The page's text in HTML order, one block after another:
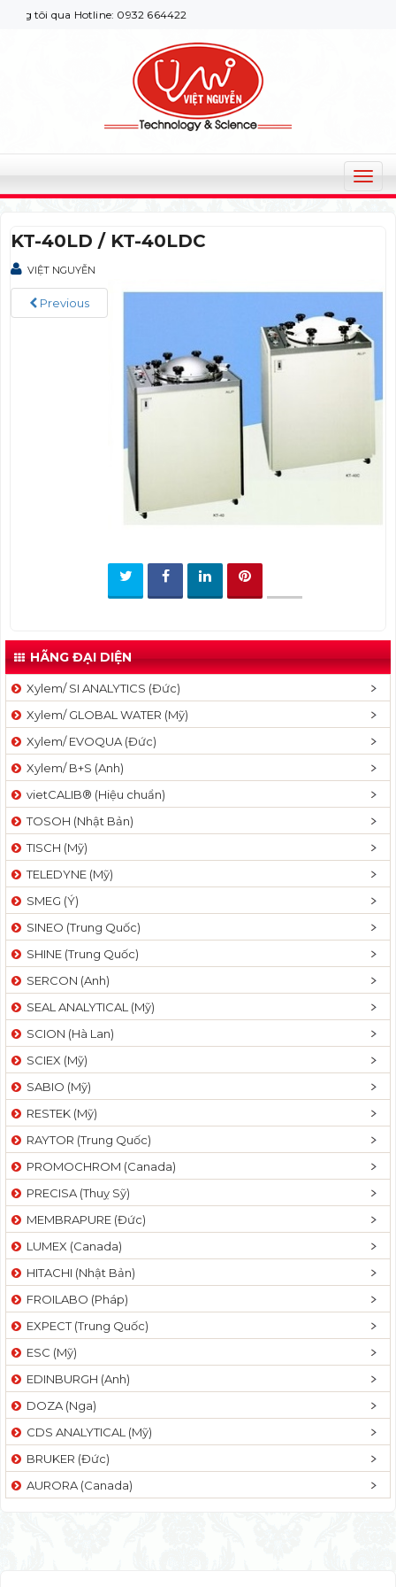
tôi qua Hotline: 0932 664422
T
o
n
v
i
KT-40LD / KT-40LDC
VIỆT NGUYỄN
Previous
HÃNG ĐẠI DIỆN
Xylem/ SI ANALYTICS (Đức)
Xylem/ GLOBAL WATER (Mỹ)
Xylem/ EVOQUA (Đức)
Xylem/ B+S (Anh)
vietCALIB® (Hiệu chuẩn)
TOSOH (Nhật Bản)
TISCH (Mỹ)
TELEDYNE (Mỹ)
SMEG (Ý)
SINEO (Trung Quốc)
SHINE (Trung Quốc)
SERCON (Anh)
SEAL ANALYTICAL (Mỹ)
SCION (Hà Lan)
SCIEX (Mỹ)
SABIO (Mỹ)
RESTEK (Mỹ)
RAYTOR (Trung Quốc)
PROMOCHROM (Canada)
PRECISA (Thuỵ Sỹ)
MEMBRAPURE (Đức)
LUMEX (Canada)
HITACHI (Nhật Bản)
FROILABO (Pháp)
EXPECT (Trung Quốc)
ESC (Mỹ)
EDINBURGH (Anh)
DOZA (Nga)
CDS ANALYTICAL (Mỹ)
BRUKER (Đức)
AURORA (Canada)